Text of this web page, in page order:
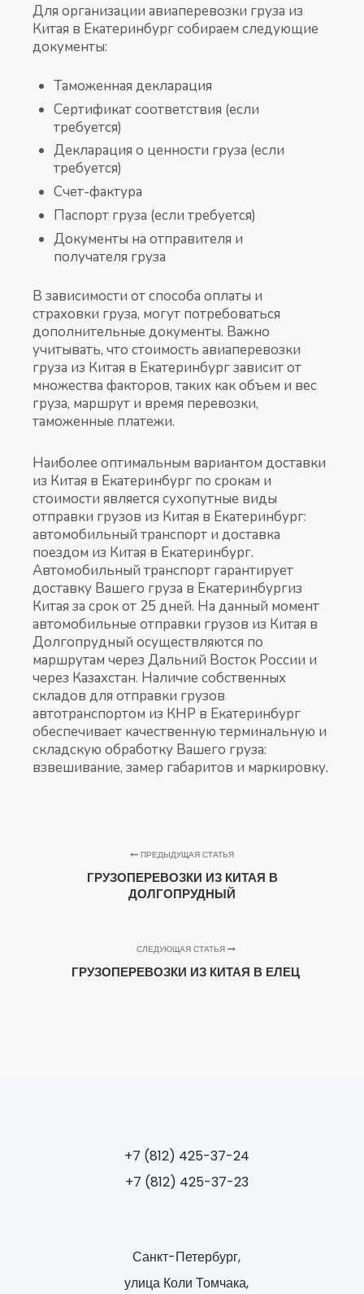
Для организации авиаперевозки груза из
Китая в Екатеринбург собираем следующие
документы:
Таможенная декларация
Сертификат соответствия (если
требуется)
Декларация о ценности груза (если
требуется)
Счет-фактура
Паспорт груза (если требуется)
Документы на отправителя и
получателя груза
В зависимости от способа оплаты и
страховки груза, могут потребоваться
дополнительные документы. Важно
учитывать, что стоимость авиаперевозки
груза из Китая в Екатеринбург зависит от
множества факторов, таких как объем и вес
груза, маршрут и время перевозки,
таможенные платежи.
Наиболее оптимальным вариантом доставки
из Китая в Екатеринбург по срокам и
стоимости является сухопутные виды
отправки грузов из Китая в Екатеринбург:
автомобильный транспорт и доставка
поездом из Китая в Екатеринбург.
Автомобильный транспорт гарантирует
доставку Вашего груза в Екатеринбургиз
Китая за срок от 25 дней. На данный момент
автомобильные отправки грузов из Китая в
Долгопрудный осуществляются по
маршрутам через Дальний Восток России и
через Казахстан. Наличие собственных
складов для отправки грузов
автотранспортом из КНР в Екатеринбург
обеспечивает качественную терминальную и
складскую обработку Вашего груза:
взвешивание, замер габаритов и маркировку.
ПРЕДЫДУЩАЯ СТАТЬЯ
ГРУЗОПЕРЕВОЗКИ ИЗ КИТАЯ В
ДОЛГОПРУДНЫЙ
СЛЕДУЮЩАЯ СТАТЬЯ
ГРУЗОПЕРЕВОЗКИ ИЗ КИТАЯ В ЕЛЕЦ
+7 (812) 425-37-24
+7 (812) 425-37-23
Санкт-Петербург,
улица Коли Томчака,